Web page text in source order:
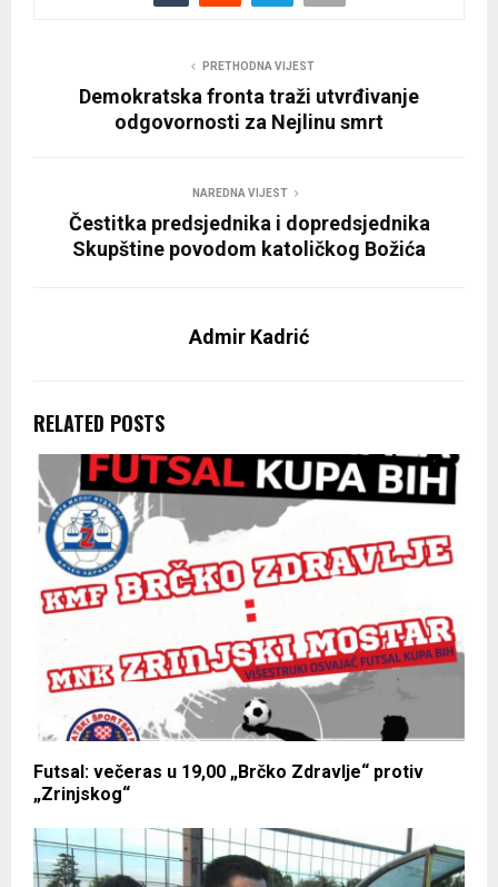
PRETHODNA VIJEST
Demokratska fronta traži utvrđivanje
odgovornosti za Nejlinu smrt
NAREDNA VIJEST
Čestitka predsjednika i dopredsjednika
Skupštine povodom katoličkog Božića
Admir Kadrić
RELATED POSTS
Futsal: večeras u 19,00 „Brčko Zdravlje“ protiv
„Zrinjskog“